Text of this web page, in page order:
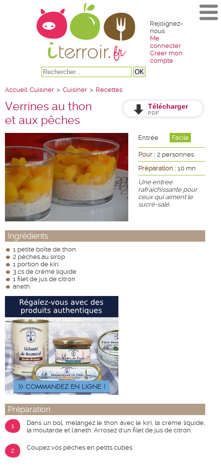
Rejoignez-
nous
Me
connecter
Créer mon
compte
Accueil Cuisiner > Cuisiner > Recettes
Verrines au thon
et aux pêches
Télécharger
PDF
Entrée Facile
Pour : 2 personnes
Préparation : 10 mn
Une entrée
rafraîchissante pour
ceux qui aiment le
sucré-salé.
Ingrédients
1 petite boîte de thon
2 pêches au sirop
1 portion de kiri
3 cs de crème liquide
1 filet de jus de citron
aneth
Préparation
1
Dans un bol, mélangez le thon avec le kiri, la crème liquide,
la moutarde et l'aneth. Arrosez d'un filet de jus de citron.
2 Coupez vos pêches en petits cubes.